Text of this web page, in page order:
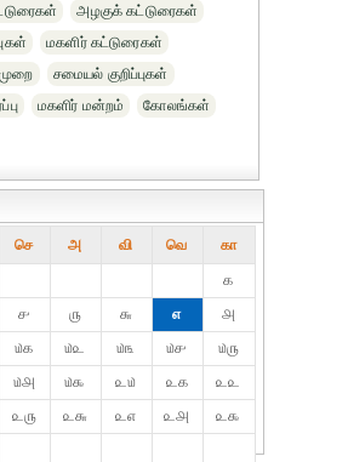
அழகுக் கட்டுரைகள்
மகளிர் கட்டுரைகள்
சமையல் குறிப்புகள்
மகளிர் மன்றம்
கோலங்கள்
செ அ வி வெ கா
௧
௪ ௫ ௬ ௭
௮
௰௧ ௰௨ ௰௩ ௰௪
௰௫
௰௮ ௰௯ ௨௰ ௨௧
௨௨
௨௫ ௨௬ ௨௭ ௨௮
௨௯